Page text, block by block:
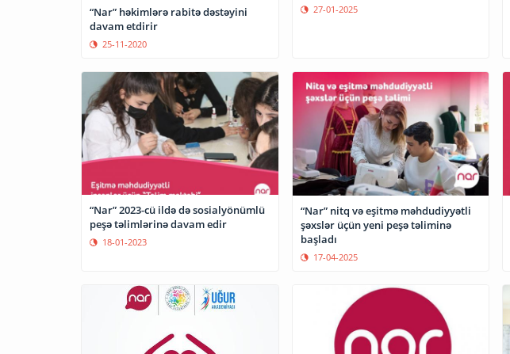
“Nar” həkimlərə rabitə dəstəyini
davam etdirir
25-11-2020
27-01-2025
“Nar” 2023-cü ildə də sosialyönümlü
peşə təlimlərinə davam edir
18-01-2023
“Nar” nitq və eşitmə məhdudiyyətli
şəxslər üçün yeni peşə təliminə
başladı
17-04-2025